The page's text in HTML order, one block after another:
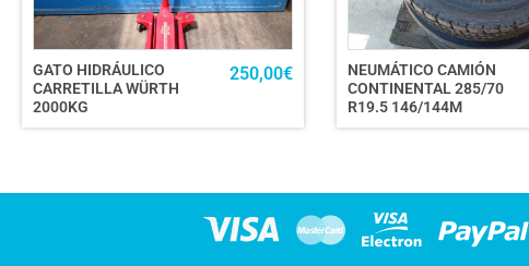
GATO HIDRÁULICO
CARRETILLA WÜRTH
2000KG
250,00€
NEUMÁTICO CAMIÓN
CONTINENTAL 285/70
R19.5 146/144M